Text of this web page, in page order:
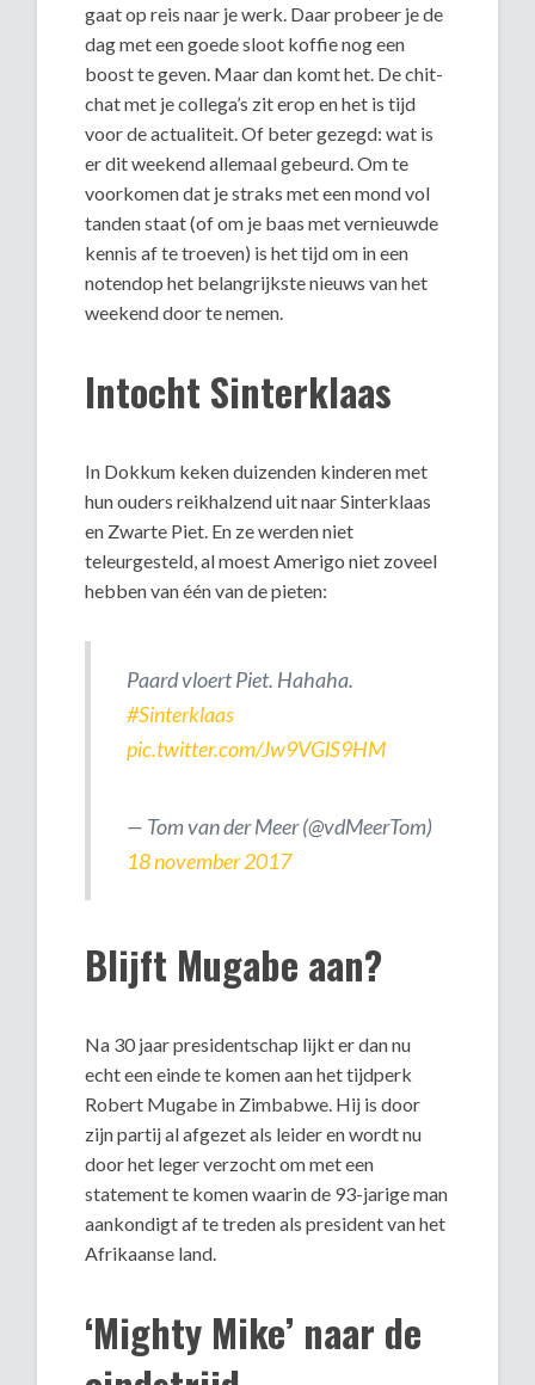
gaat op reis naar je werk. Daar probeer je de
dag met een goede sloot koffie nog een
boost te geven. Maar dan komt het. De chit-
chat met je collega’s zit erop en het is tijd
voor de actualiteit. Of beter gezegd: wat is
er dit weekend allemaal gebeurd. Om te
voorkomen dat je straks met een mond vol
tanden staat (of om je baas met vernieuwde
kennis af te troeven) is het tijd om in een
notendop het belangrijkste nieuws van het
weekend door te nemen.
Intocht Sinterklaas
In Dokkum keken duizenden kinderen met
hun ouders reikhalzend uit naar Sinterklaas
en Zwarte Piet. En ze werden niet
teleurgesteld, al moest Amerigo niet zoveel
hebben van één van de pieten:
Paard vloert Piet. Hahaha.
#Sinterklaas
pic.twitter.com/Jw9VGlS9HM
— Tom van der Meer (@vdMeerTom)
18 november 2017
Blijft Mugabe aan?
Na 30 jaar presidentschap lijkt er dan nu
echt een einde te komen aan het tijdperk
Robert Mugabe in Zimbabwe. Hij is door
zijn partij al afgezet als leider en wordt nu
door het leger verzocht om met een
statement te komen waarin de 93-jarige man
aankondigt af te treden als president van het
Afrikaanse land.
‘Mighty Mike’ naar de